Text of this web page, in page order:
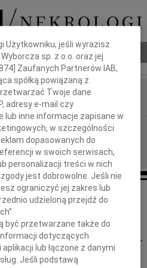
pogrzebowy
Z głębokim żalem zawiadamiamy,
że w dniu 14 grudnia 2009 roku,
i długiej chorobie, w wieku 83 lat,
opatrzony świętymi sakramentami,
Użytkowniku, jeśli wyrazisz
sp. z o.o. oraz jej
] Zaufanych Partnerów IAB,
spółką powiązaną z
Twoje dane
adresy e-mail czy
lub inne informacje zapisane w
w szczególności
dopasowanych do
w swoich serwisach,
personalizacji treści w nich
jest dobrowolne. Jeśli nie
ograniczyć jej zakres lub
udzieloną przejdź do
być przetwarzane także do
dotyczących
lub łączone z danymi
Jeśli podstawą